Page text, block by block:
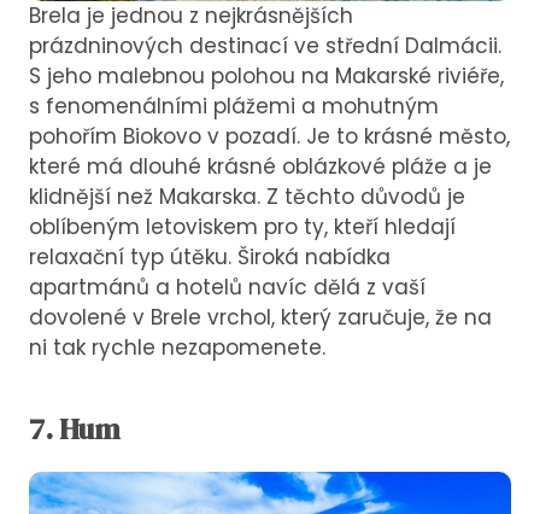
Brela je jednou z nejkrásnějších
prázdninových destinací ve střední Dalmácii.
S jeho malebnou polohou na Makarské riviéře,
s fenomenálními plážemi a mohutným
pohořím Biokovo v pozadí. Je to krásné město,
které má dlouhé krásné oblázkové pláže a je
klidnější než Makarska. Z těchto důvodů je
oblíbeným letoviskem pro ty, kteří hledají
relaxační typ útěku. Široká nabídka
apartmánů a hotelů navíc dělá z vaší
dovolené v Brele vrchol, který zaručuje, že na
ni tak rychle nezapomenete.
7. Hum